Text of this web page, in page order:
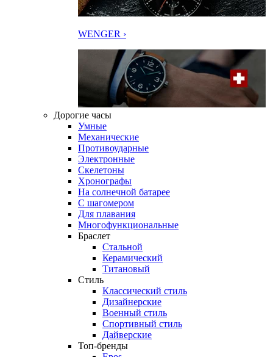
WENGER ›
Дорогие часы
Умные
Механические
Противоударные
Электронные
Скелетоны
Хронографы
На солнечной батарее
С шагомером
Для плавания
Многофункциональные
Браслет
Стальной
Керамический
Титановый
Стиль
Классический стиль
Дизайнерские
Военный стиль
Спортивный стиль
Дайверские
Топ-бренды